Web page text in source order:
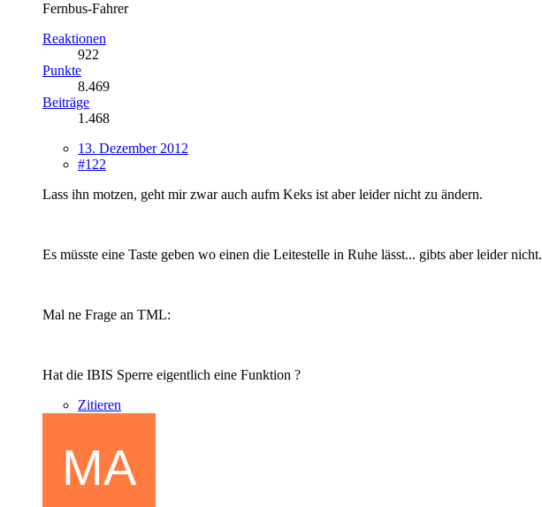
Fernbus-Fahrer
Reaktionen
922
Punkte
8.469
Beiträge
1.468
13. Dezember 2012
#122
Lass ihn motzen, geht mir zwar auch aufm Keks ist aber leider nicht zu ändern.
Es müsste eine Taste geben wo einen die Leitestelle in Ruhe lässt... gibts aber leider nicht.
Mal ne Frage an TML:
Hat die IBIS Sperre eigentlich eine Funktion ?
Zitieren